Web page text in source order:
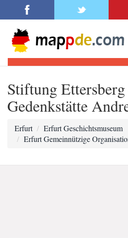
Stiftung
Gedenkstätte
Erfurt
Erfurt Geschichtsmuseum
Erfurt Gemeinnützige